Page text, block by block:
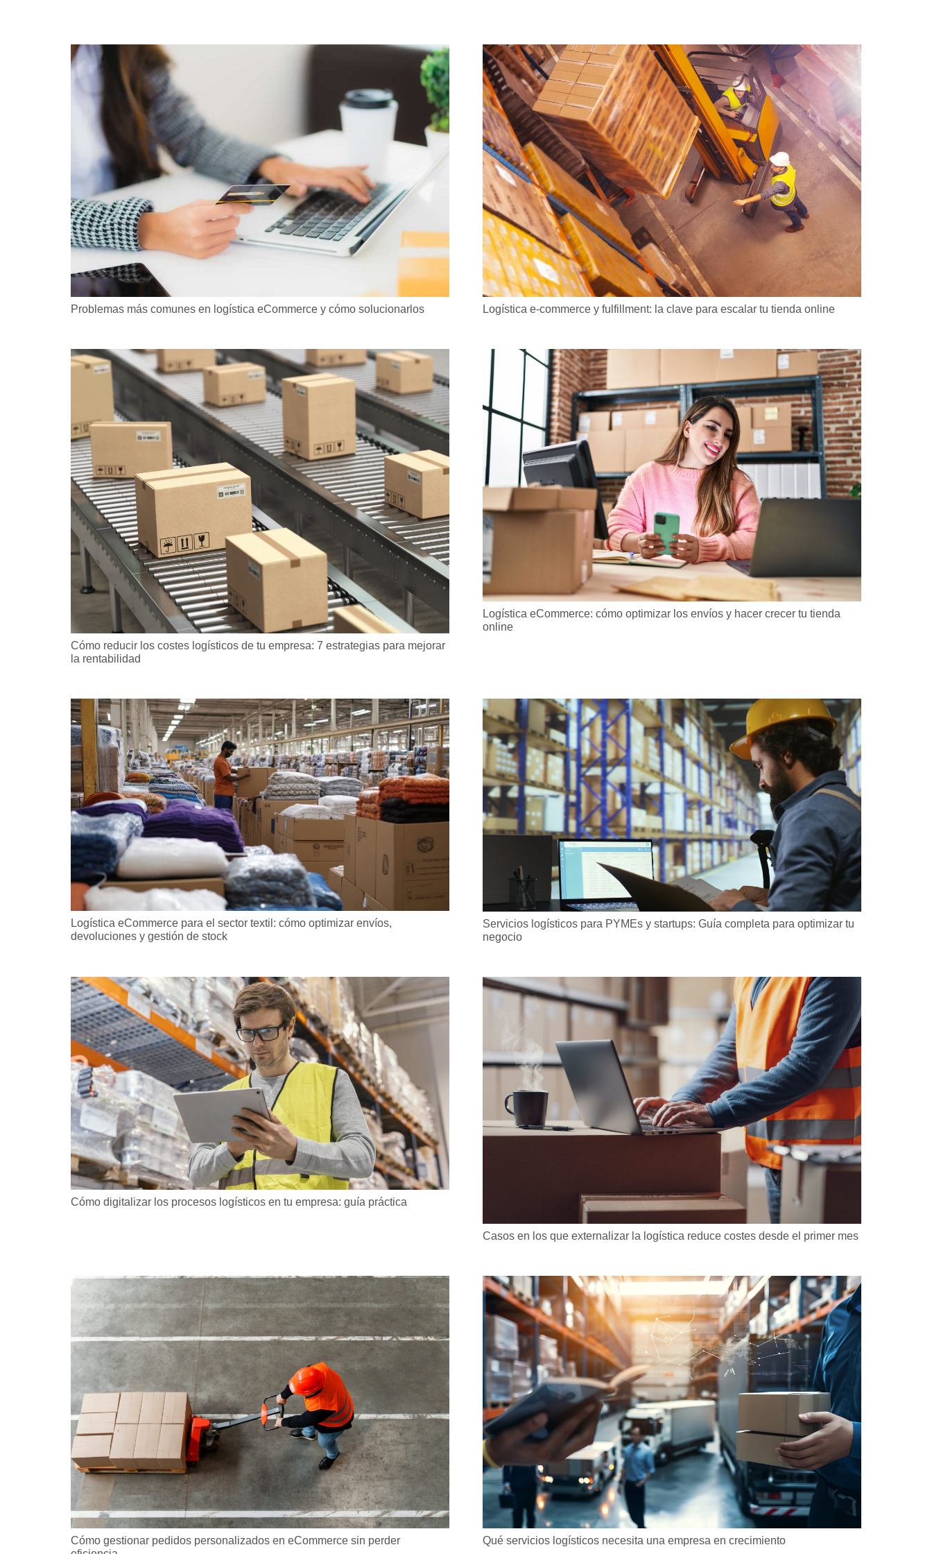
Problemas más comunes en logística eCommerce y cómo solucionarlos Logística e-commerce y fulfillment: la clave para escalar tu tienda online
Cómo reducir los costes logísticos de tu empresa: 7 estrategias para mejorar
la rentabilidad
Logística eCommerce: cómo optimizar los envíos y hacer crecer tu tienda
online
Logística eCommerce para el sector textil: cómo optimizar envíos,
devoluciones y gestión de stock
Servicios logísticos para PYMEs y startups: Guía completa para optimizar tu
negocio
Cómo digitalizar los procesos logísticos en tu empresa: guía práctica
Casos en los que externalizar la logística reduce costes desde el primer mes
Cómo gestionar pedidos personalizados en eCommerce sin perder
Qué servicios logísticos necesita una empresa en crecimiento